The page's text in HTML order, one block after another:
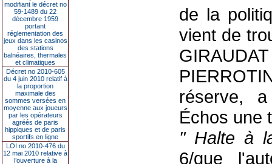
modifiant le décret no
59-1489 du 22
décembre 1959
portant
réglementation des
jeux dans les casinos
des stations
balnéaires, thermales
et climatiques
Décret no 2010-605
du 4 juin 2010 relatif à
la proportion
maximale des
sommes versées en
moyenne aux joueurs
par les opérateurs
agréés de paris
hippiques et de paris
sportifs en ligne
LOI no 2010-476 du
12 mai 2010 relative à
l’ouverture à la
de la
vient de
GIRAUDAT
réserve,
Échos une
" Halte à
6/que